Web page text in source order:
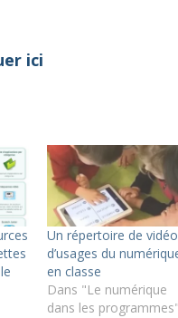
ici
Un répertoire de
d’usages du
en classe
Dans "Le numérique
dans les programmes"